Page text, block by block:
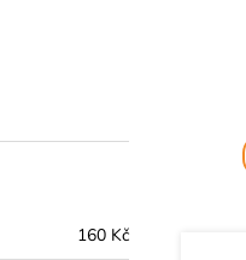
160 Kč